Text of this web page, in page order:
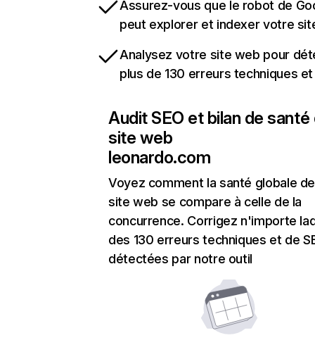
Assurez-vous que le robot de
peut explorer et indexer votre
Analysez votre site web pour
plus de 130 erreurs techniques et
Audit SEO et bilan de santé
site web
leonardo.com
Voyez comment la santé globale
site web se compare à celle de la
concurrence. Corrigez n'importe
des 130 erreurs techniques et de
détectées par notre outil